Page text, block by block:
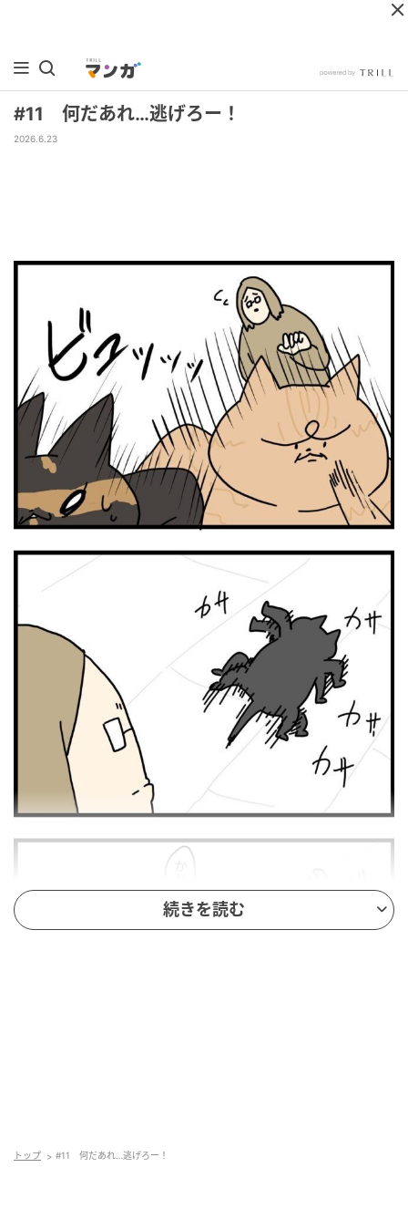
#11 何だあれ…逃げろー！
2026.6.23
続きを読む
トップ #11 何だあれ…逃げろー！